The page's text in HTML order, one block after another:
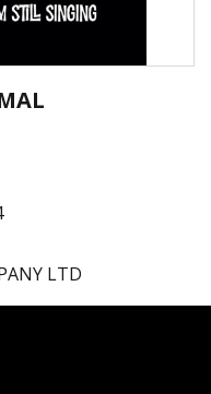
LTD